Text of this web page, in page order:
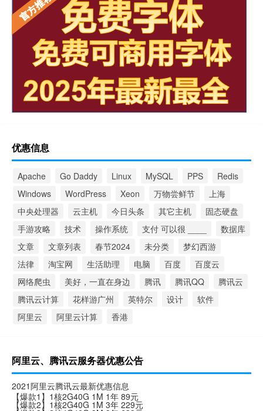
优惠信息
Apache Go Daddy Linux MySQL PPS
Redis
Windows
WordPress Xeon 万物尝鲜节
上海
中央处理器
云主机 今日头条 其它主机
固态硬盘
手游攻略
技术 操作系统 支付 可以很 ____
数据库
文章
文章列表 春节2024 未分类
梦幻西游
法律
淘宝网 生活助理 电脑 百度
百度云
网络爬虫
美好，一直在身边 腾讯 腾讯QQ
腾讯云
腾讯云计算
花样游广州 英特尔 设计
软件
阿里云
阿里云计算 香港
阿里云、腾讯云服务器优惠公告
2021阿里云腾讯云最新优惠信息
【爆款1】1核2G40G 1M 1年 89元
【爆款2】1核2G40G 1M 3年 229元